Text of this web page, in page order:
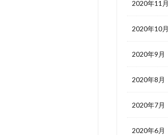
2020年11月
2020年10月
2020年9月
2020年8月
2020年7月
2020年6月